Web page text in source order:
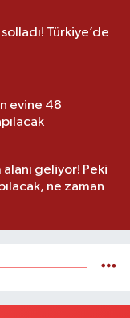
Türkiye’de
evine 48
geliyor! Peki
ne zaman